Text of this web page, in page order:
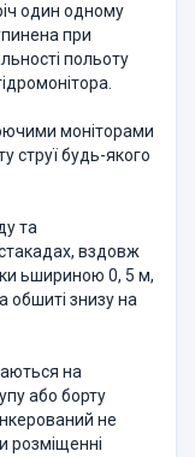
один одному
при
польоту
моніторами
струї будь-якого
та
вздовж
ьшириною 0, 5 м,
обшиті знизу на
на
або борту
не
розміщенні